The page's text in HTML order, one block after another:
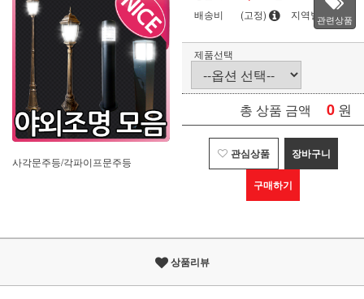
사각문주등/각파이프문주등
배송비
(고정) 지역별관련상품
제품선택
총 상품 금액 0 원
관심상품 장바구니
구매하기
상품리뷰